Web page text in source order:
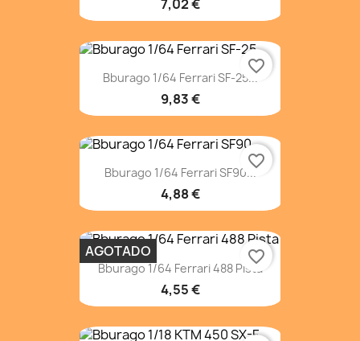
7,02 €
Bburago 1/64 Ferrari SF-25...
9,83 €
favorite_border
Bburago 1/64 Ferrari SF90...
4,88 €
favorite_border
Bburago 1/64 Ferrari 488 Pista
4,55 €
AGOTADO favorite_border